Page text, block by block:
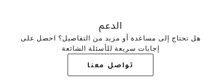
الدعم
هل تحتاج إلى مساعدة أو مزيد من التفاصيل؟ احصل على
إجابات سريعة للأسئلة الشائعة
تواصل معنا